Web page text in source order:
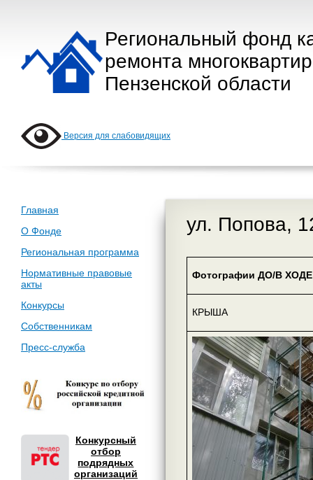
Региональный фонд
ремонта
Пензенской области
Версия для слабовидящих
Главная
О Фонде
Региональная программа
Нормативные правовые
акты
Конкурсы
Собственникам
Пресс-служба
Конкурсный
отбор
подрядных
организаций
ул. Попова,
Фотографии ДО/В ХОДЕ
КРЫША